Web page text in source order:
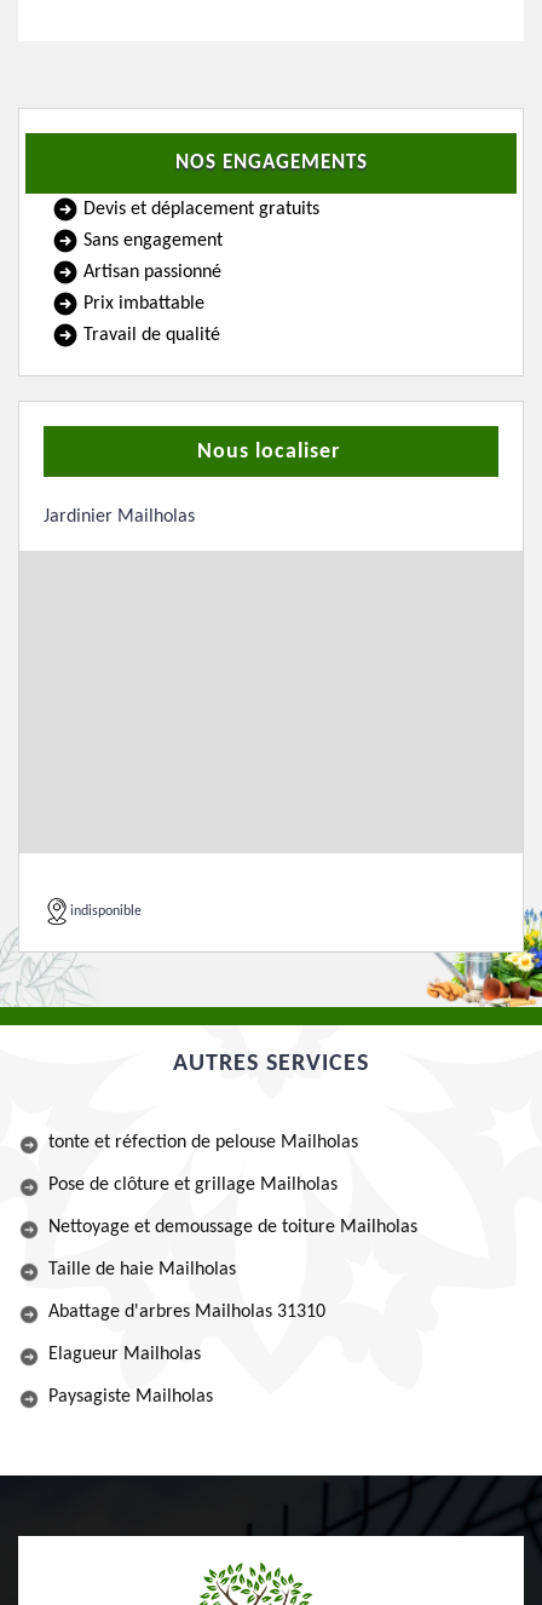
NOS ENGAGEMENTS
Devis et déplacement gratuits
Sans engagement
Artisan passionné
Prix imbattable
Travail de qualité
Nous localiser
Jardinier Mailholas
indisponible
AUTRES SERVICES
tonte et réfection de pelouse Mailholas
Pose de clôture et grillage Mailholas
Nettoyage et demoussage de toiture Mailholas
Taille de haie Mailholas
Abattage d'arbres Mailholas 31310
Elagueur Mailholas
Paysagiste Mailholas